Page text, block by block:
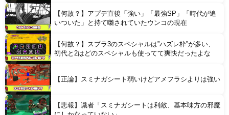
【何故？】アプデ直後「強い」「最強SP」「時代が追
いついた」と持て囃されていたウンコの現在
【何故？】スプラ3のスペシャルは”ハズレ枠”が多い、
初代と2はどのスペシャルも使ってて爽快だったよな
【正論】スミナガシート弱いけどアメフラシよりは強い
【悲報】識者「スミナガシートは利敵、基本味方の邪魔